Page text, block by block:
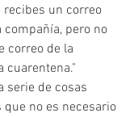
recibes un correo
pero no
correo de la
cuarentena."
serie de cosas
no es necesario